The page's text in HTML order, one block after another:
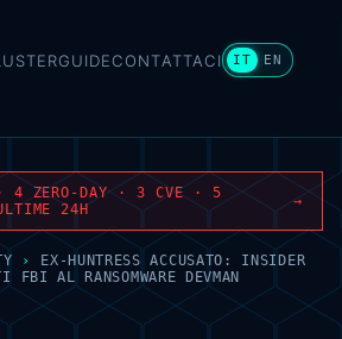
GUIDECONTATTACI IT EN
ZERO-DAY · 3 CVE · 5
24H
→
›
EX-HUNTRESS ACCUSATO: INSIDER
FBI AL RANSOMWARE DEVMAN